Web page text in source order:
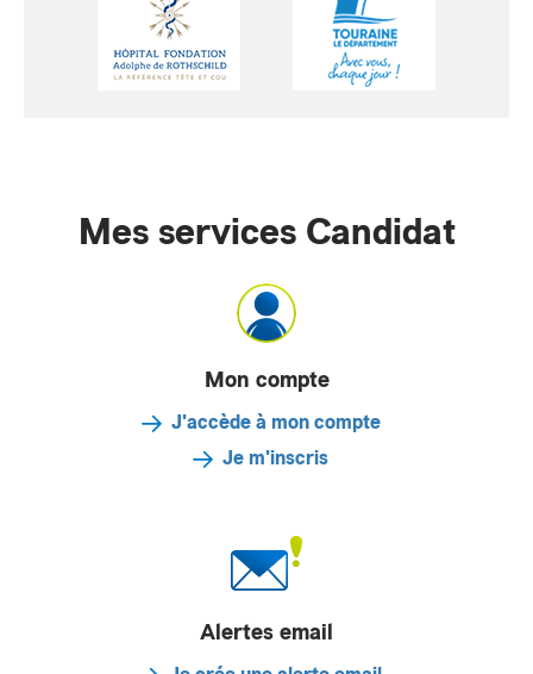
Mes services Candidat
Mon compte
J'accède à mon compte
Je m'inscris
Alertes email